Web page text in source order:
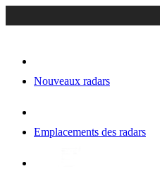
Nouveaux radars
Emplacements des radars